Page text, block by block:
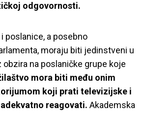
odgovornosti.
poslanice, a posebno
moraju biti jedinstveni u
na poslaničke grupe koje
mora biti među onim
koji prati televizijske i
reagovati. Akademska